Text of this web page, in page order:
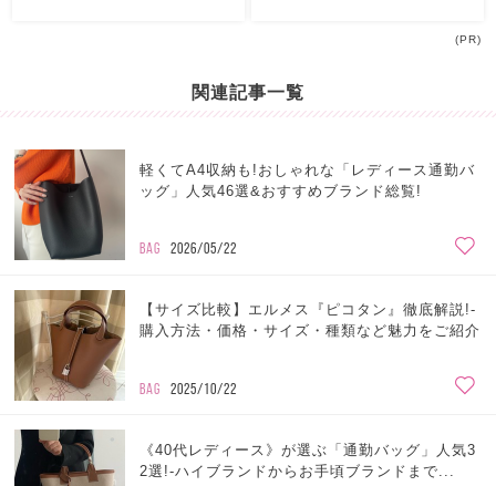
(PR)
関連記事一覧
軽くてA4収納も!おしゃれな「レディース通勤バ
ッグ」人気46選&おすすめブランド総覧!
BAG 2026/05/22
【サイズ比較】エルメス『ピコタン』徹底解説!-
購入方法・価格・サイズ・種類など魅力をご紹介
BAG 2025/10/22
《40代レディース》が選ぶ「通勤バッグ」人気3
2選!-ハイブランドからお手頃ブランドまで...